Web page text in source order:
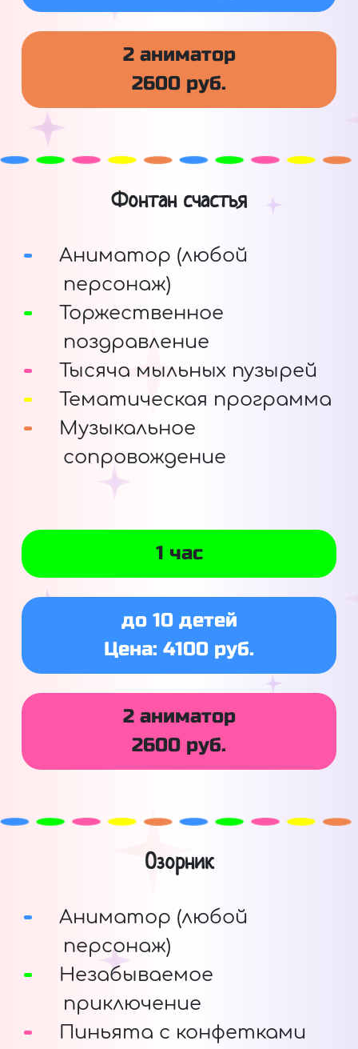
2 аниматор
2600 руб.
Фонтан счастья
Аниматор (любой
персонаж)
Торжественное
поздравление
Тысяча мыльных пузырей
Тематическая программа
Музыкальное
сопровождение
1 час
до 10 детей
Цена: 4100 руб.
2 аниматор
2600 руб.
Озорник
Аниматор (любой
персонаж)
Незабываемое
приключение
Пиньята с конфетками